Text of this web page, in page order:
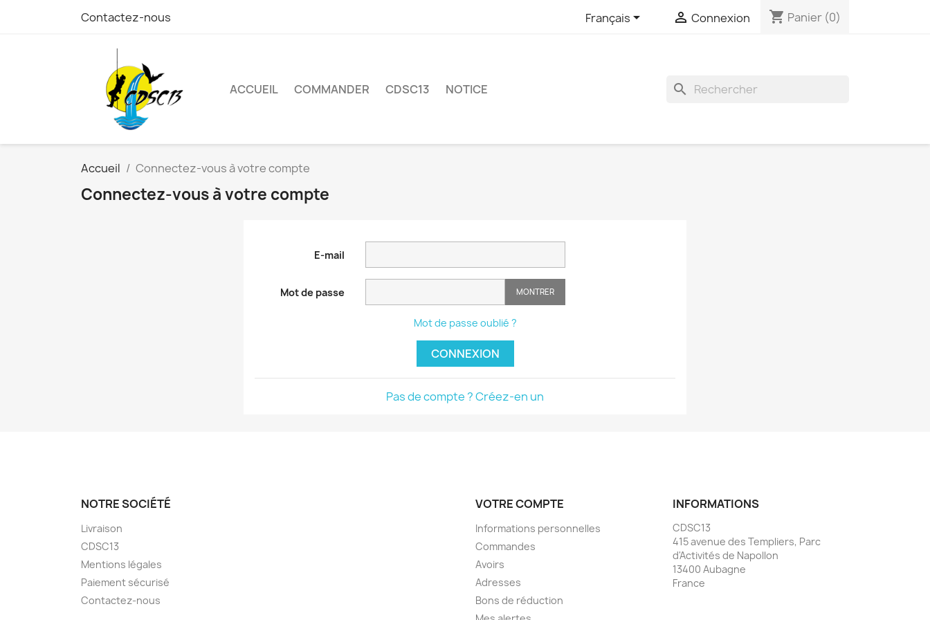
Contactez-nous Français  Connexion shopping_cart Panier (0)
ACCUEIL COMMANDER CDSC13 NOTICE search
Accueil Connectez-vous à votre compte
Connectez-vous à votre compte
E-mail
Mot de passe MONTRER
Mot de passe oublié ?
CONNEXION
Pas de compte ? Créez-en un
NOTRE SOCIÉTÉ
Livraison
CDSC13
Mentions légales
Paiement sécurisé
Contactez-nous
VOTRE COMPTE
Informations personnelles
Commandes
Avoirs
Adresses
Bons de réduction
INFORMATIONS
CDSC13
415 avenue des Templiers, Parc
d'Activités de Napollon
13400 Aubagne
France